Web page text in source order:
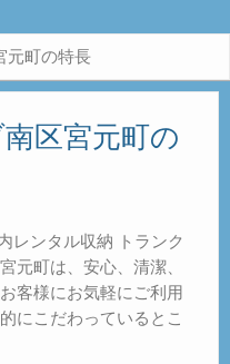
内
–
–
れ
元町の特長
区宮元町の
レンタル収納 トランク
元町は、安心、清潔、
客様にお気軽にご利用
にこだわっているとこ